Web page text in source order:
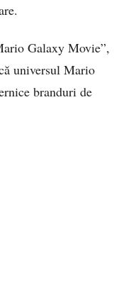
Galaxy Movie”,
universul Mario
branduri de